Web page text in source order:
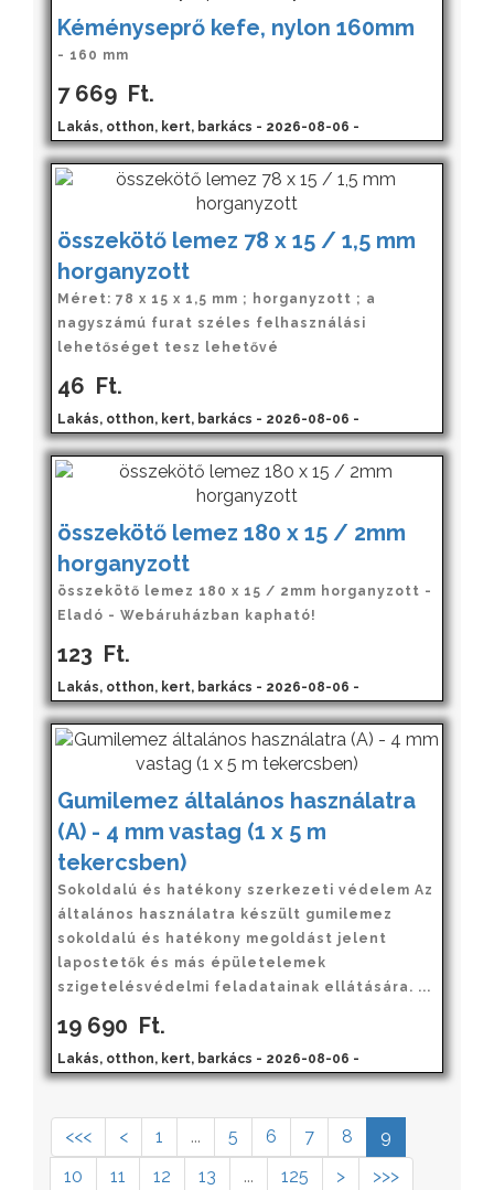
Kéményseprő kefe, nylon 160mm
- 160 mm
7 669 Ft.
Lakás, otthon, kert, barkács - 2026-08-06 -
összekötő lemez 78 x 15 / 1,5 mm
horganyzott
Méret: 78 x 15 x 1,5 mm ; horganyzott ; a
nagyszámú furat széles felhasználási
lehetőséget tesz lehetővé
46 Ft.
Lakás, otthon, kert, barkács - 2026-08-06 -
összekötő lemez 180 x 15 / 2mm
horganyzott
összekötő lemez 180 x 15 / 2mm horganyzott -
Eladó - Webáruházban kapható!
123 Ft.
Lakás, otthon, kert, barkács - 2026-08-06 -
Gumilemez általános használatra
(A) - 4 mm vastag (1 x 5 m
tekercsben)
Sokoldalú és hatékony szerkezeti védelem Az
általános használatra készült gumilemez
sokoldalú és hatékony megoldást jelent
lapostetők és más épületelemek
szigetelésvédelmi feladatainak ellátására. ...
19 690 Ft.
Lakás, otthon, kert, barkács - 2026-08-06 -
<<< < 1 ... 5 6 7 8
9
10
11 12 13 ... 125 > >>>